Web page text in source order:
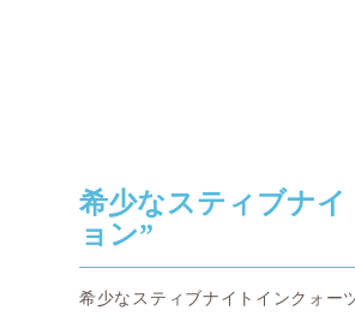
希少なスティブナ
ョン”
希少なスティブナイトインクォー